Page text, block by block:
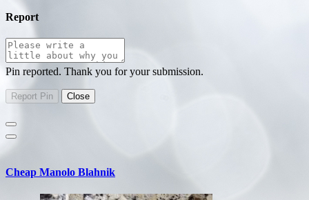
Report
Pin reported. Thank you for your submission.
Cheap Manolo Blahnik